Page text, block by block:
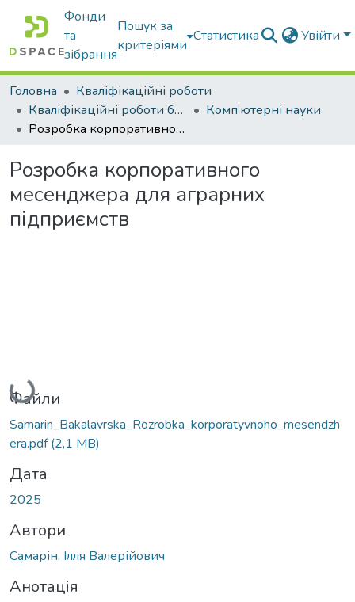
Фонди
та
зібрання
Пошук за
критеріями
Статистика Увійти
Головна
Кваліфікаційні роботи
Кваліфікаційні роботи бакалаврів
Комп’ютерні науки
Розробка корпоративного месенджера для аграрних підприємств
Розробка корпоративного
месенджера для аграрних
підприємств
Вантажиться...
Файли
Samarin_Bakalavrska_Rozrobka_korporatyvnoho_mesendzh
era.pdf(2,1 MB)
Дата
2025
Автори
Самарін, Ілля Валерійович
Анотація